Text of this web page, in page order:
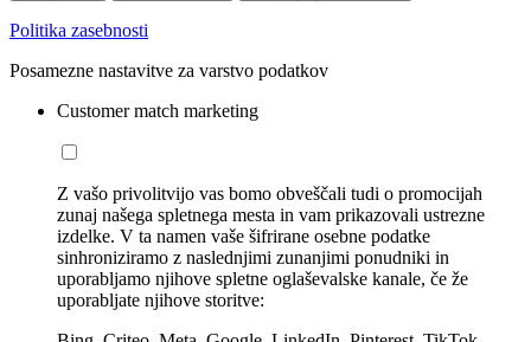
Politika zasebnosti
Posamezne nastavitve za varstvo podatkov
Customer match marketing
Z vašo privolitvijo vas bomo obveščali tudi o promocijah
zunaj našega spletnega mesta in vam prikazovali ustrezne
izdelke. V ta namen vaše šifrirane osebne podatke
sinhroniziramo z naslednjimi zunanjimi ponudniki in
uporabljamo njihove spletne oglaševalske kanale, če že
uporabljate njihove storitve: